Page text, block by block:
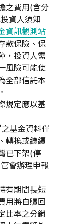
之費用(含分
資人須知
資訊觀測站
款保險、保
，投資人需
風險可能使
全部信託本
規定應以基
基金資料僅
轉換或繼續
已下架(停
會辦理申報
有期間長短
用將自贖回
比率之分銷